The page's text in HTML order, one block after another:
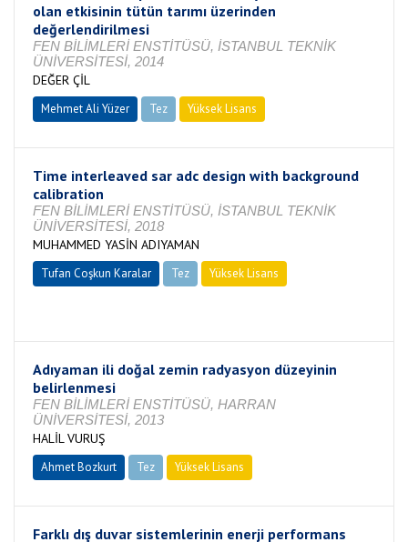
olan etkisinin tütün tarımı üzerinden
değerlendirilmesi
FEN BİLİMLERİ ENSTİTÜSÜ, İSTANBUL TEKNİK
ÜNİVERSİTESİ, 2014
DEĞER ÇİL
Mehmet Ali Yüzer Tez Yüksek Lisans
Time interleaved sar adc design with background
calibration
FEN BİLİMLERİ ENSTİTÜSÜ, İSTANBUL TEKNİK
ÜNİVERSİTESİ, 2018
MUHAMMED YASİN ADIYAMAN
Tufan Coşkun Karalar Tez
Yüksek Lisans
Adıyaman ili doğal zemin radyasyon düzeyinin
belirlenmesi
FEN BİLİMLERİ ENSTİTÜSÜ, HARRAN
ÜNİVERSİTESİ, 2013
HALİL VURUŞ
Ahmet Bozkurt Tez Yüksek Lisans
Farklı dış duvar sistemlerinin enerji performans